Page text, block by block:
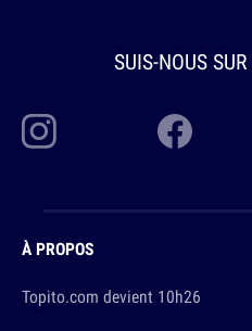
SUIS-NOUS SUR
À PROPOS
Topito.com devient 10h26